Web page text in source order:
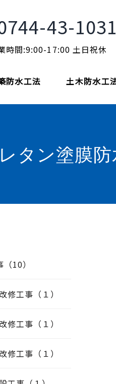
43-1031
時間:9:00-17:00 土日祝休
防水工法 土木防水工
タン塗膜
10）
修工事（１）
修工事（１）
修工事（１）